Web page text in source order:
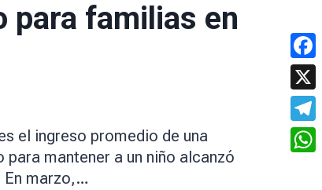
para familias en
el ingreso promedio de una
mantener a un niño alcanzó
En marzo,…
X